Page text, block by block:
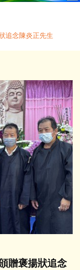
追念陳炎正先生
贈褒揚狀追念